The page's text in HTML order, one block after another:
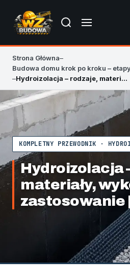
Strona Główna–
Budowa domu krok po kroku –
–
Hydroizolacja – rodzaje, materiały, wykonanie i zastosowanie | Wzbudowa
KOMPLETNY PRZEWODNIK ·
Hydroizolacja
materiały,
zastosowanie